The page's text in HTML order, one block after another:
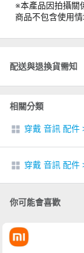
※本產品因拍攝關
商品不包含使用
配送與退換貨需知
相關分類
穿戴 音訊 配件
穿戴 音訊 配件
你可能會喜歡